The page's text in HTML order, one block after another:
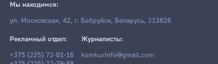
Мы находимся:
ул. Московская, 42, г. Бобруйск, Беларусь, 213826
Рекламный отдел:
+375 (225) 72-01-16
Журналисты:
komkurinfo@gmail.com